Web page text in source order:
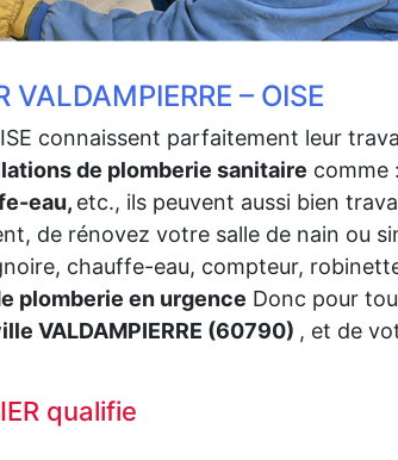
– OISE
connaissent parfaitement leur
de plomberie sanitaire comme
eau, etc., ils peuvent aussi bien
de rénovez votre salle de nain ou
chauffe-eau, compteur,
plomberie en urgence Donc pour
VALDAMPIERRE (60790) , et de
qualifie